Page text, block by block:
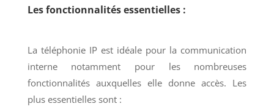
Les fonctionnalités essentielles :
La téléphonie IP est idéale pour la communication
interne notamment pour les nombreuses
fonctionnalités auxquelles elle donne accès. Les
plus essentielles sont :